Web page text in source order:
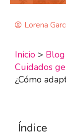
Lorena
Inicio > Blog
Cuidados
¿Cómo
Índice